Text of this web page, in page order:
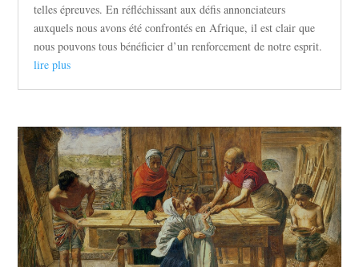
telles épreuves. En réfléchissant aux défis annonciateurs
auxquels nous avons été confrontés en Afrique, il est clair que
nous pouvons tous bénéficier d’un renforcement de notre esprit.
lire plus